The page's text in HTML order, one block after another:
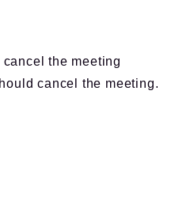
the meeting
cancel the meeting.